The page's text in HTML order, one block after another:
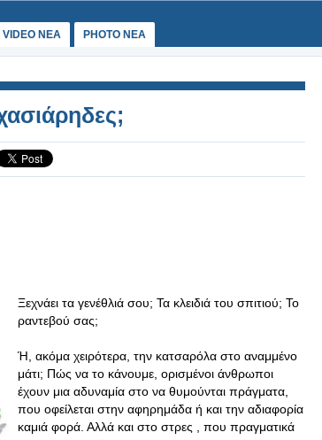
VIDEO NEA PHOTO NEA
Ξεχνάει τα γενέθλιά σου; Τα κλειδιά του σπιτιού; Το
ραντεβού σας;
Ή, ακόμα χειρότερα, την κατσαρόλα στο αναμμένο
μάτι; Πώς να το κάνουμε, ορισμένοι άνθρωποι
έχουν μια αδυναμία στο να θυμούνται πράγματα,
που οφείλεται στην αφηρημάδα ή και την αδιαφορία
καμιά φορά. Αλλά και στο στρες , που πραγματικά